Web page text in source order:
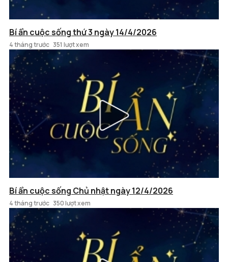
Bí ẩn cuộc sống thứ 3 ngày 14/4/2026
4 tháng trước 351 lượt xem
Bí ẩn cuộc sống Chủ nhật ngày 12/4/2026
4 tháng trước 350 lượt xem